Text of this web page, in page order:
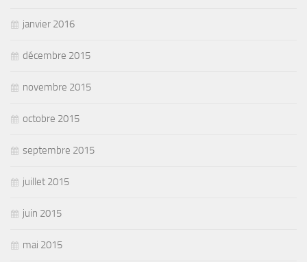
janvier 2016
décembre 2015
novembre 2015
octobre 2015
septembre 2015
juillet 2015
juin 2015
mai 2015